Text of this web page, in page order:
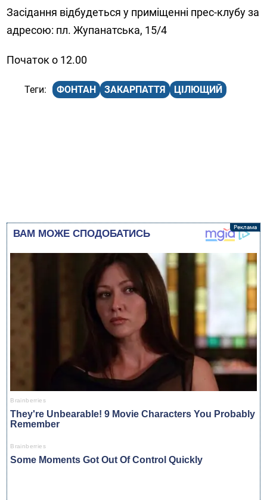
Засідання відбудеться у приміщенні прес-клубу за
адресою: пл. Жупанатська, 15/4
Початок о 12.00
ФОНТАН ЗАКАРПАТТЯ ЦІЛЮЩИЙ